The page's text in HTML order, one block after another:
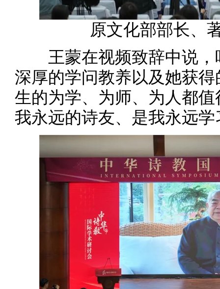
原文化部部长、
王蒙在视频致辞中说，
深厚的学问教养以及她获
生的为学、为师、为人都
我永远的诗友、是我永远学